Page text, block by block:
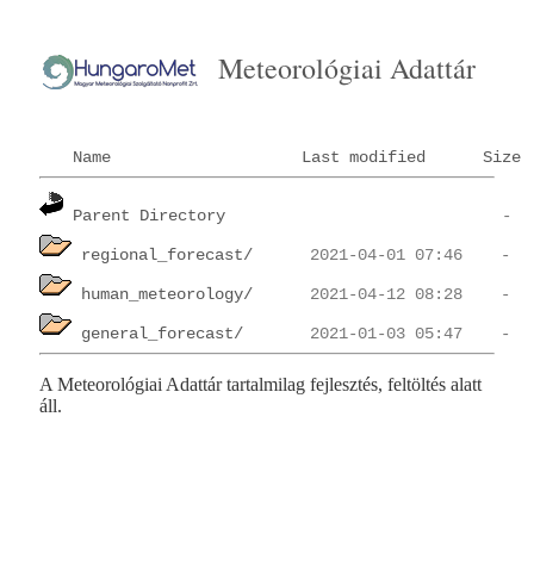
Meteorológiai Adattár
Name Last modified Size
Parent Directory
regional_forecast/
human_meteorology/
general_forecast/
A Meteorológiai Adattár tartalmilag fejlesztés, feltöltés alatt
áll.